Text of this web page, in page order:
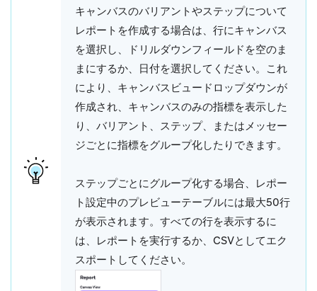
キャンバスのバリアントやステップについて
レポートを作成する場合は、行にキャンバス
を選択し、ドリルダウンフィールドを空のま
まにするか、 日付を選択してください。これ
により、 キャンバスビュー ドロップダウンが
作成され、キャンバスのみの指標を表示した
り、バリアント、ステップ、またはメッセー
ジごとに指標をグループ化したりできます。
ステップごとにグループ化する場合、レポー
ト設定中のプレビューテーブルには最大50行
が表示されます。すべての行を表示するに
は、レポートを実行するか、CSVとしてエク
スポートしてください。